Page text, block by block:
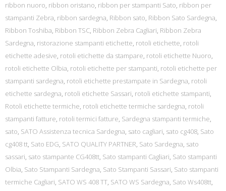
ribbon nuoro, ribbon oristano, ribbon per stampanti Sato, ribbon per
stampanti Zebra, ribbon sardegna, Ribbon sato, Ribbon Sato Sardegna,
Ribbon Toshiba, Ribbon TSC, Ribbon Zebra Cagliari, Ribbon Zebra
Sardegna, ristorazione stampanti etichette, rotoli etichette, rotoli
etichette adesive, rotoli etichette da stampare, rotoli etichette Nuoro,
rotoli etichette Olbia, rotoli etichette per stampanti, rotoli etichette per
stampanti sardegna, rotoli etichette prestampate in Sardegna, rotoli
etichette sardegna, rotoli etichette Sassari, rotoli etichette stampanti,
Rotoli etichette termiche, rotoli etichette termiche sardegna, rotoli
stampanti fatture, rotoli termici fatture, Sardegna stampanti termiche,
sato, SATO Assistenza tecnica Sardegna, sato cagliari, sato cg408, Sato
cg408 tt, Sato EDG, SATO QUALITY PARTNER, Sato Sardegna, sato
sassari, sato stampante CG408tt, Sato stampanti Cagliari, Sato stampanti
Olbia, Sato Stampanti Sardegna, Sato Stampanti Sassari, Sato stampanti
termiche Cagliari, SATO WS 408 TT, SATO WS Sardegna, Sato Ws408tt,